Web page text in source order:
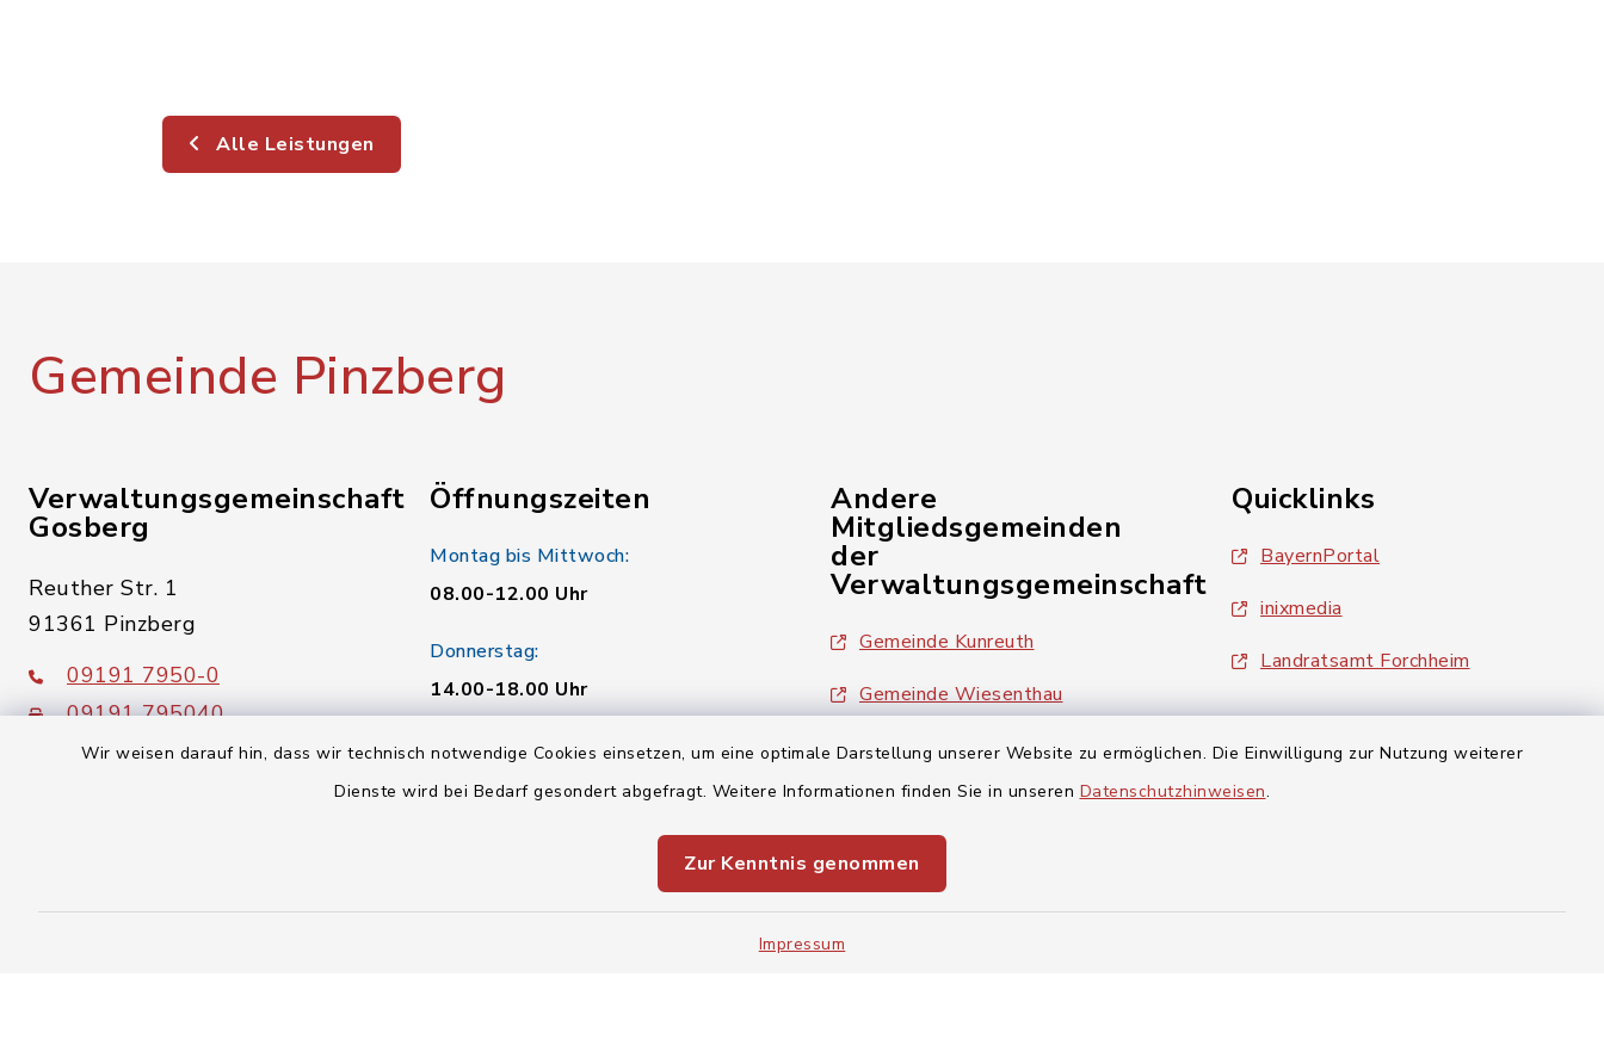
Wir weisen darauf hin, dass wir technisch notwendige Cookies einsetzen, um eine optimale Darstellung unserer Website zu ermöglichen. Die Einwilligung zur Nutzung weiterer
Dienste wird bei Bedarf gesondert abgefragt. Weitere Informationen finden Sie in unseren Datenschutzhinweisen.
Zur Kenntnis genommen
Impressum
Alle Leistungen
Gemeinde Pinzberg
Verwaltungsgemeinschaft
Gosberg
Reuther Str. 1
91361 Pinzberg
09191 7950-0
09191 795040
poststelle@vg-gosberg.de
Öffnungszeiten
Montag bis Mittwoch:
08.00-12.00 Uhr
Donnerstag:
14.00-18.00 Uhr
Freitag:
08.00-12.00 Uhr
Andere
Mitgliedsgemeinden
der
Verwaltungsgemeinschaft
Gemeinde Kunreuth
Gemeinde Wiesenthau
Verwaltungsgemeinschaft Gosberg
Quicklinks
BayernPortal
inixmedia
Landratsamt Forchheim